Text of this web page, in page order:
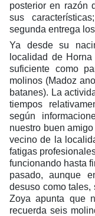
posterior en razón
sus
segunda entrega
Ya desde su
localidad de
suficiente como
molinos (Madoz
batanes). La
tiempos
según
nuestro buen
vecino de la
fatigas
funcionando hasta
pasado, aunque
desuso como tales,
Zoya apunta que
recuerda seis